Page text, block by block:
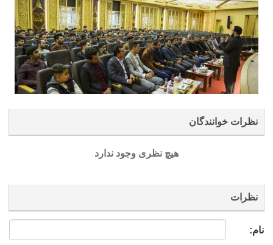
نظرات خوانندگان
هیچ نظری وجود ندارد
نظرات
نام: